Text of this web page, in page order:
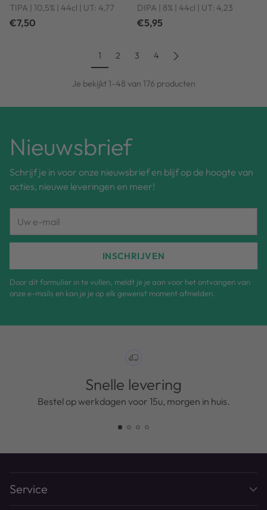
TIPA | 10,5% | 44cl | UT: 4,77
€7,50
DIPA | 8% | 44cl | UT: 4,23
€5,95
1 2 3 4
Je bekijkt 1-48 van 176 producten
Nieuwsbrief
Schrijf je in voor onze nieuwsbrief en blijf op de hoogte van
acties, nieuwe leveringen en meer!
mail
INSCHRIJVEN
Door dit formulier in te vullen, meldt je je aan voor het ontvangen van
onze e-mails en kan je je op elk gewenst moment afmelden.
Snelle levering
Bestel op werkdagen voor 15u, morgen in huis.
Service